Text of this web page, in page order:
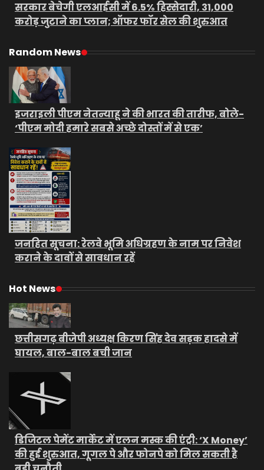
सरकार बेचेगी एलआईसी में 6.5% हिस्सेदारी, 31,000
करोड़ जुटाने का प्लान; ऑफर फॉर सेल की शुरुआत
Random News
इजराइली पीएम नेतन्याहू ने की भारत की तारीफ, बोले-
‘पीएम मोदी हमारे सबसे अच्छे दोस्तों में से एक’
जनहित सूचना: रेलवे भूमि अधिग्रहण के नाम पर निवेश
कराने के दावों से सावधान रहें
Hot News
छत्तीसगढ़ बीजेपी अध्यक्ष किरण सिंह देव सड़क हादसे में
घायल, बाल-बाल बची जान
डिजिटल पेमेंट मार्केट में एलन मस्क की एंट्री: ‘X Money’
की हुई शुरुआत, गूगल पे और फोनपे को मिल सकती है